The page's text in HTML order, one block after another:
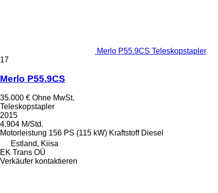
Merlo P55.9CS Teleskopstapler
17
Merlo P55.9CS
35.000 € Ohne MwSt.
Teleskopstapler
2015
4.904 M/Std.
Motorleistung 156 PS (115 kW) Kraftstoff Diesel
Estland, Kiisa
EK Trans OÜ
Verkäufer kontaktieren